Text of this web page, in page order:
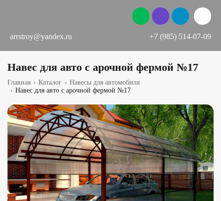
arrstroy@yandex.ru +7 (985) 514-07-09
Навес для авто с арочной фермой №17
Главная › Каталог › Навесы для автомобиля
› Навес для авто с арочной фермой №17